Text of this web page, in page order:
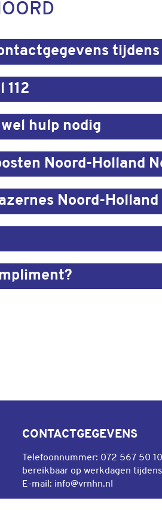
112
hulp nodig
Noord-Holland
Noord-Holland
CONTACTGEGEVENS
Telefoonnummer: 072 567 50 10
bereikbaar op werkdagen
E-mail: info@vrnhn.nl